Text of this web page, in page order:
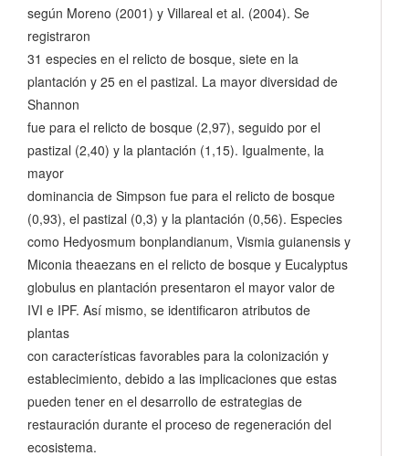
según Moreno (2001) y Villareal et al. (2004). Se
registraron
31 especies en el relicto de bosque, siete en la
plantación y 25 en el pastizal. La mayor diversidad de
Shannon
fue para el relicto de bosque (2,97), seguido por el
pastizal (2,40) y la plantación (1,15). Igualmente, la
mayor
dominancia de Simpson fue para el relicto de bosque
(0,93), el pastizal (0,3) y la plantación (0,56). Especies
como Hedyosmum bonplandianum, Vismia guianensis y
Miconia theaezans en el relicto de bosque y Eucalyptus
globulus en plantación presentaron el mayor valor de
IVI e IPF. Así mismo, se identificaron atributos de
plantas
con características favorables para la colonización y
establecimiento, debido a las implicaciones que estas
pueden tener en el desarrollo de estrategias de
restauración durante el proceso de regeneración del
ecosistema.